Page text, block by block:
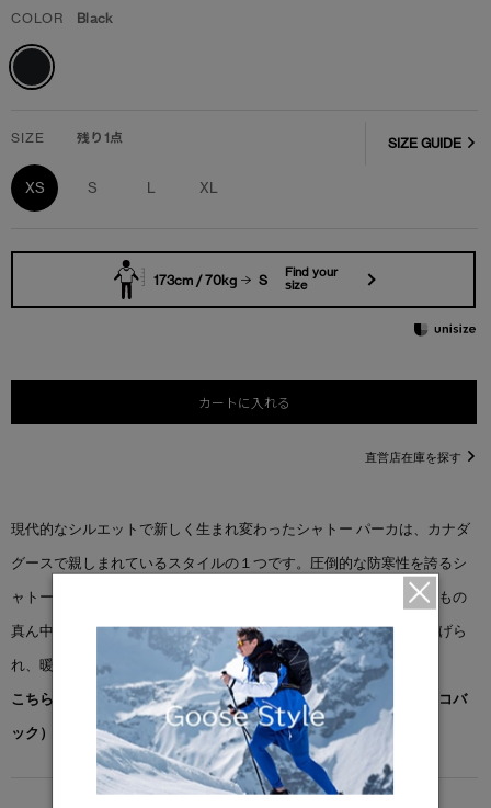
COLOR Black
SIZE 残り1点
XS S L XL
SIZE GUIDE
173cm / 70kg S
Find your
size
カートに入れる
直営店在庫を探す
現代的なシルエットで新しく生まれ変わったシャトー パーカは、カナダ
グースで親しまれているスタイルの１つです。圧倒的な防寒性を誇るシ
ャトー・パーカは、冬の必需品です。スリムなシルエットで、太ももの
真ん中まである丈が特徴です。袖口はストレッチリブニットで仕上げら
れ、暖かさを閉じ込めます。
こちらの商品には先着でノベルティー（オリジナルポケッタブルエコバ
ック）をプレゼント。※なくなり次第終了となります。